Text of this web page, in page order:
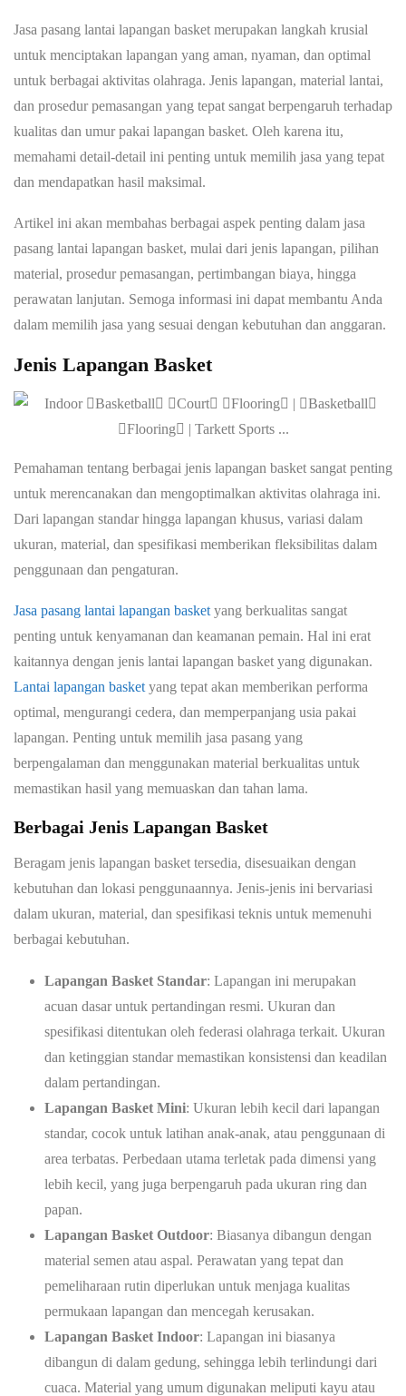
Jasa pasang lantai lapangan basket merupakan langkah krusial
untuk menciptakan lapangan yang aman, nyaman, dan optimal
untuk berbagai aktivitas olahraga. Jenis lapangan, material lantai,
dan prosedur pemasangan yang tepat sangat berpengaruh terhadap
kualitas dan umur pakai lapangan basket. Oleh karena itu,
memahami detail-detail ini penting untuk memilih jasa yang tepat
dan mendapatkan hasil maksimal.
Artikel ini akan membahas berbagai aspek penting dalam jasa
pasang lantai lapangan basket, mulai dari jenis lapangan, pilihan
material, prosedur pemasangan, pertimbangan biaya, hingga
perawatan lanjutan. Semoga informasi ini dapat membantu Anda
dalam memilih jasa yang sesuai dengan kebutuhan dan anggaran.
Jenis Lapangan Basket
Pemahaman tentang berbagai jenis lapangan basket sangat penting
untuk merencanakan dan mengoptimalkan aktivitas olahraga ini.
Dari lapangan standar hingga lapangan khusus, variasi dalam
ukuran, material, dan spesifikasi memberikan fleksibilitas dalam
penggunaan dan pengaturan.
Jasa pasang lantai lapangan basket yang berkualitas sangat
penting untuk kenyamanan dan keamanan pemain. Hal ini erat
kaitannya dengan jenis lantai lapangan basket yang digunakan.
Lantai lapangan basket yang tepat akan memberikan performa
optimal, mengurangi cedera, dan memperpanjang usia pakai
lapangan. Penting untuk memilih jasa pasang yang
berpengalaman dan menggunakan material berkualitas untuk
memastikan hasil yang memuaskan dan tahan lama.
Berbagai Jenis Lapangan Basket
Beragam jenis lapangan basket tersedia, disesuaikan dengan
kebutuhan dan lokasi penggunaannya. Jenis-jenis ini bervariasi
dalam ukuran, material, dan spesifikasi teknis untuk memenuhi
berbagai kebutuhan.
Lapangan Basket Standar: Lapangan ini merupakan
acuan dasar untuk pertandingan resmi. Ukuran dan
spesifikasi ditentukan oleh federasi olahraga terkait. Ukuran
dan ketinggian standar memastikan konsistensi dan keadilan
dalam pertandingan.
Lapangan Basket Mini: Ukuran lebih kecil dari lapangan
standar, cocok untuk latihan anak-anak, atau penggunaan di
area terbatas. Perbedaan utama terletak pada dimensi yang
lebih kecil, yang juga berpengaruh pada ukuran ring dan
papan.
Lapangan Basket Outdoor: Biasanya dibangun dengan
material semen atau aspal. Perawatan yang tepat dan
pemeliharaan rutin diperlukan untuk menjaga kualitas
permukaan lapangan dan mencegah kerusakan.
Lapangan Basket Indoor: Lapangan ini biasanya
dibangun di dalam gedung, sehingga lebih terlindungi dari
cuaca. Material yang umum digunakan meliputi kayu atau